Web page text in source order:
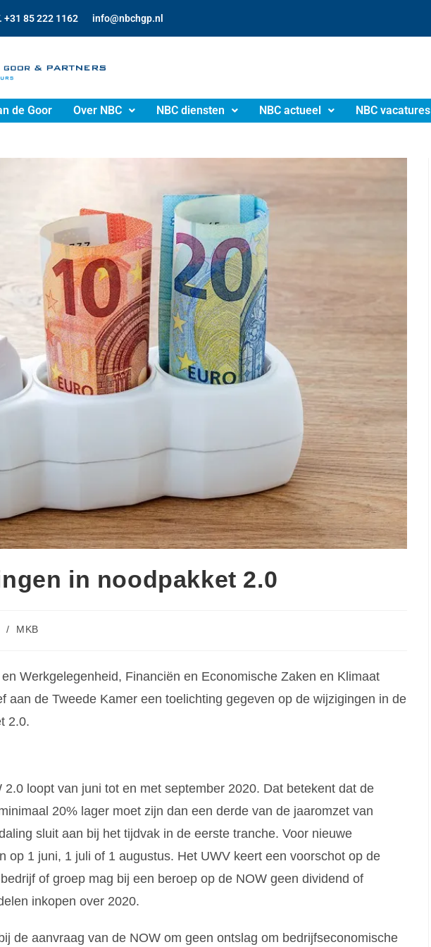
+31 85 222 1162 info@nbchgp.nl
de Goor Over NBC NBC diensten NBC actueel NBC vacatures
in noodpakket 2.0
/ MKB
Werkgelegenheid, Financiën en Economische Zaken en Klimaat
aan de Tweede Kamer een toelichting gegeven op de wijzigingen in de
2.0.
loopt van juni tot en met september 2020. Dat betekent dat de
20% lager moet zijn dan een derde van de jaaromzet van
sluit aan bij het tijdvak in de eerste tranche. Voor nieuwe
op 1 juni, 1 juli of 1 augustus. Het UWV keert een voorschot op de
of groep mag bij een beroep op de NOW geen dividend of
inkopen over 2020.
de aanvraag van de NOW om geen ontslag om bedrijfseconomische